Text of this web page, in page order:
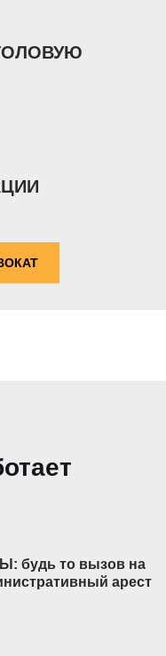
будь то вызов на
арест